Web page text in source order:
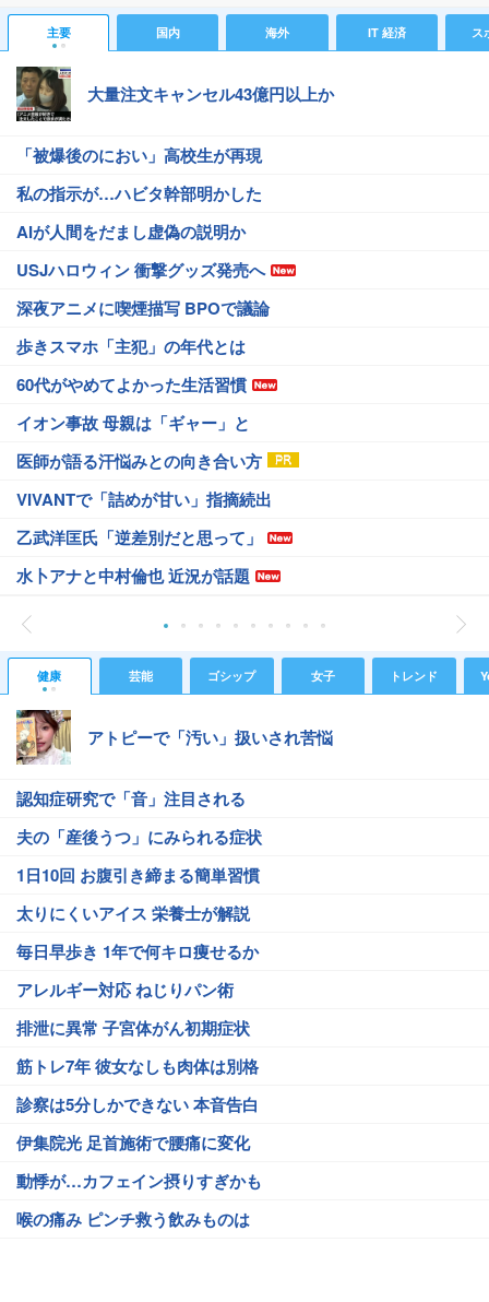
主要 国内 海外 IT 経済 ス
大量注文キャンセル43億円以上か
「被爆後のにおい」高校生が再現
私の指示が…ハビタ幹部明かした
AIが人間をだまし虚偽の説明か
USJハロウィン 衝撃グッズ発売へ
深夜アニメに喫煙描写 BPOで議論
歩きスマホ「主犯」の年代とは
60代がやめてよかった生活習慣
イオン事故 母親は「ギャー」と
医師が語る汗悩みとの向き合い方
VIVANTで「詰めが甘い」指摘続出
乙武洋匡氏「逆差別だと思って」
水卜アナと中村倫也 近況が話題
健康 芸能 ゴシップ 女子 トレンド
アトピーで「汚い」扱いされ苦悩
認知症研究で「音」注目される
夫の「産後うつ」にみられる症状
1日10回 お腹引き締まる簡単習慣
太りにくいアイス 栄養士が解説
毎日早歩き 1年で何キロ痩せるか
アレルギー対応 ねじりパン術
排泄に異常 子宮体がん初期症状
筋トレ7年 彼女なしも肉体は別格
診察は5分しかできない 本音告白
伊集院光 足首施術で腰痛に変化
動悸が…カフェイン摂りすぎかも
喉の痛み ピンチ救う飲みものは